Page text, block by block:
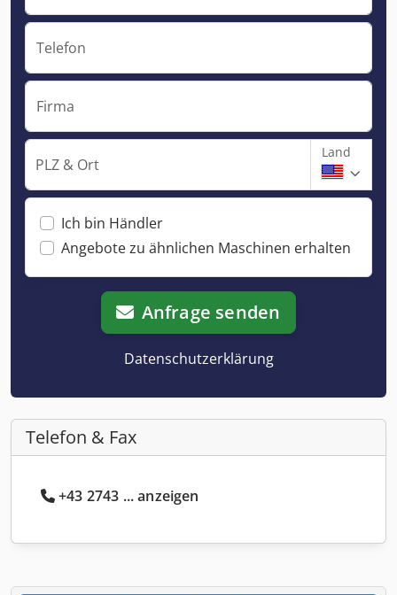
Telefon
Firma
PLZ & Ort
Land
Ich bin Händler
Angebote zu ähnlichen Maschinen erhalten
Anfrage senden
Datenschutzerklärung
Telefon & Fax
+43 2743 ... anzeigen